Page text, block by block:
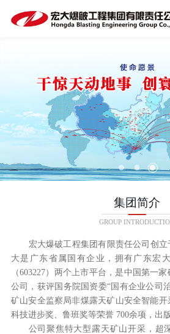
集团简介
GROUP
宏大爆破工程集团有限责任公司创
大是广东省属国有企业，拥有广东宏
（603227）两个上市平台，是中国第一
公司，获评国务院国资委“国有企业公司
矿山安全监察局非煤露天矿山安全智能
科技进步奖、鲁班奖等荣誉 700余项，出
公司聚焦特大型露天矿山开采，超